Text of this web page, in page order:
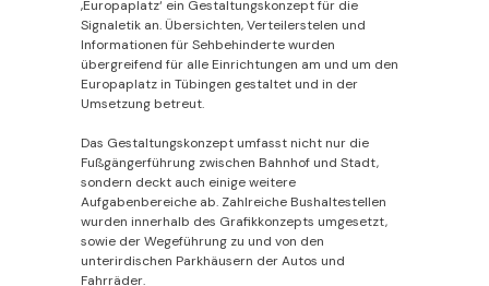
‚Europaplatz‘ ein Gestaltungskonzept für die
Signaletik an. Übersichten, Verteilerstelen und
Informationen für Sehbehinderte wurden
übergreifend für alle Einrichtungen am und um den
Europaplatz in Tübingen gestaltet und in der
Umsetzung betreut.
Das Gestaltungskonzept umfasst nicht nur die
Fußgängerführung zwischen Bahnhof und Stadt,
sondern deckt auch einige weitere
Aufgabenbereiche ab. Zahlreiche Bushaltestellen
wurden innerhalb des Grafikkonzepts umgesetzt,
sowie der Wegeführung zu und von den
unterirdischen Parkhäusern der Autos und
Fahrräder.